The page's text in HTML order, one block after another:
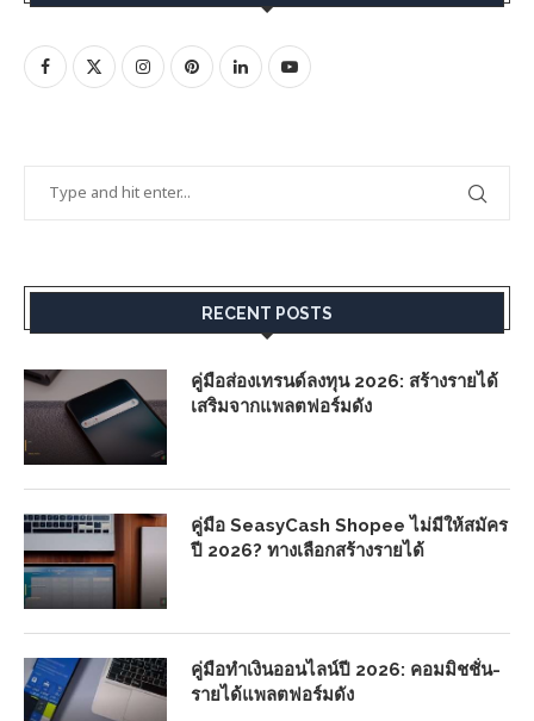
RECENT POSTS
คู่มือส่องเทรนด์ลงทุน 2026: สร้างรายได้
เสริมจากแพลตฟอร์มดัง
คู่มือ SeasyCash Shopee ไม่มีให้สมัคร
ปี 2026? ทางเลือกสร้างรายได้
คู่มือทำเงินออนไลน์ปี 2026: คอมมิชชั่น-
รายได้แพลตฟอร์มดัง